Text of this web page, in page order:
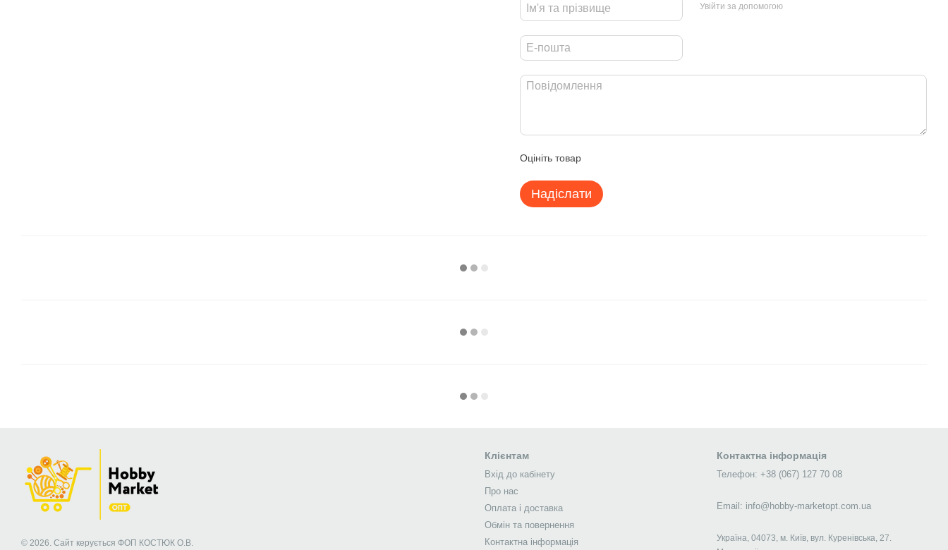
Увійти за допомогою
Оцініть товар
Надіслати
© 2026. Сайт керується ФОП КОСТЮК О.В.
Клієнтам
Вхід до кабінету
Про нас
Оплата і доставка
Обмін та повернення
Контактна інформація
Контактна інформація
Телефон: +38 (067) 127 70 08
Email: info@hobby-marketopt.com.ua
Україна, 04073, м. Київ, вул. Куренівська, 27.